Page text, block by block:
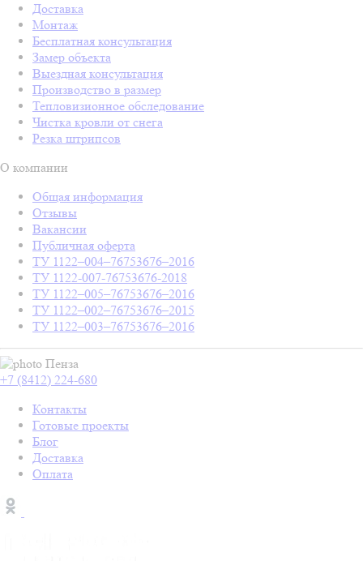
Доставка
Монтаж
Бесплатная консультация
Замер объекта
Выездная консультация
Производство в размер
Тепловизионное обследование
Чистка кровли от снега
Резка штрипсов
О компании
Общая информация
Отзывы
Вакансии
Публичная оферта
ТУ 1122–004–76753676–2016
ТУ 1122-007-76753676-2018
ТУ 1122–005–76753676–2016
ТУ 1122–002–76753676–2015
ТУ 1122–003–76753676–2016
Пенза
+7 (8412) 224-680
Контакты
Готовые проекты
Блог
Доставка
Оплата